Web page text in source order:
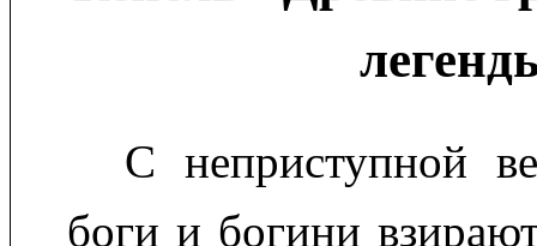
С неприступной
боги и богини